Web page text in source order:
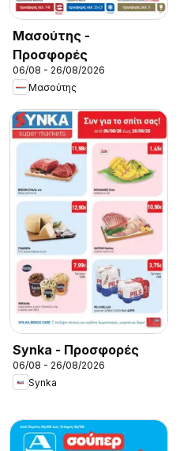
Μασούτης -
Προσφορές
06/08 - 26/08/2026
Μασούτης
Synka - Προσφορές
06/08 - 26/08/2026
Synka